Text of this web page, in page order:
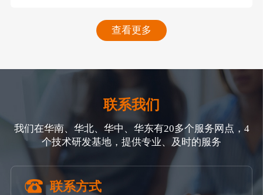
查看更多
联系我们
我们在华南、华北、华中、华东有20多个服务网点，4
个技术研发基地，提供专业、及时的服务
联系方式